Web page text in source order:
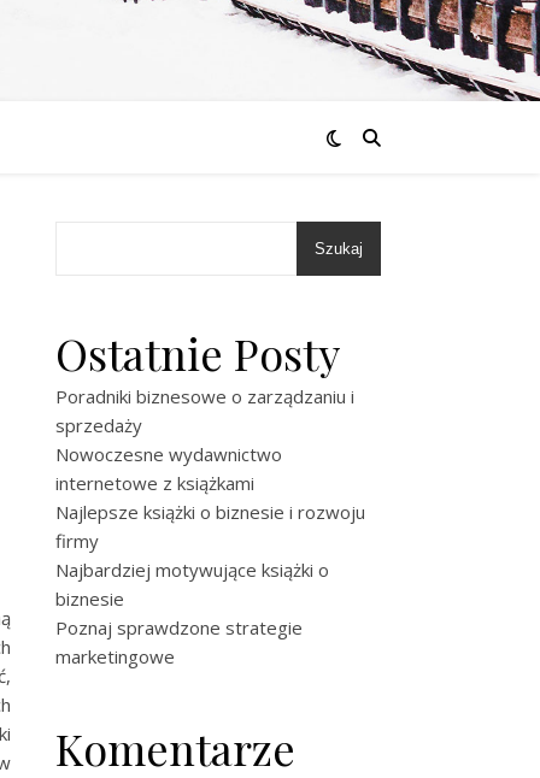
Szukaj
Ostatnie Posty
Poradniki biznesowe o zarządzaniu i
sprzedaży
Nowoczesne wydawnictwo
internetowe z książkami
Najlepsze książki o biznesie i rozwoju
firmy
Najbardziej motywujące książki o
biznesie
Poznaj sprawdzone strategie
marketingowe
Komentarze